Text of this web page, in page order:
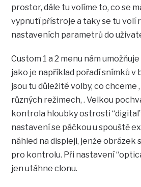
prostor, dále tu volíme to, co se
vypnutí přístroje a taky se tu volí
nastaveních parametrů do
Custom 1 a 2 menu nám
jako je například pořadí snímků v
jsou tu důležité volby, co chceme
různých režimech, . Velkou
kontrola hloubky ostrosti
nastavení se páčkou u spouště
náhled na displeji, jenže obrázek
pro kontrolu. Při nastavení
jen utáhne clonu.